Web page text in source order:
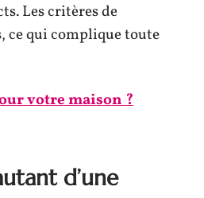
Les critères de
ce qui complique toute
votre maison ?
d’une